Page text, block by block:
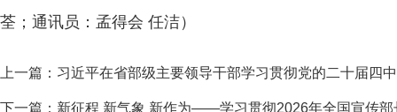
荃；通讯员：孟得会 任洁）
上一篇： 习近平在省部级主要领导干部学习贯彻党的二十届四
下一篇： 新征程 新气象 新作为——学习贯彻2026年全国宣传